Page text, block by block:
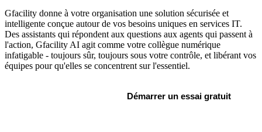
Gfacility donne à votre organisation une solution sécurisée et
intelligente conçue autour de vos besoins uniques en services IT.
Des assistants qui répondent aux questions aux agents qui passent à
l'action, Gfacility AI agit comme votre collègue numérique
infatigable - toujours sûr, toujours sous votre contrôle, et libérant vos
équipes pour qu'elles se concentrent sur l'essentiel.
Démarrer un essai gratuit